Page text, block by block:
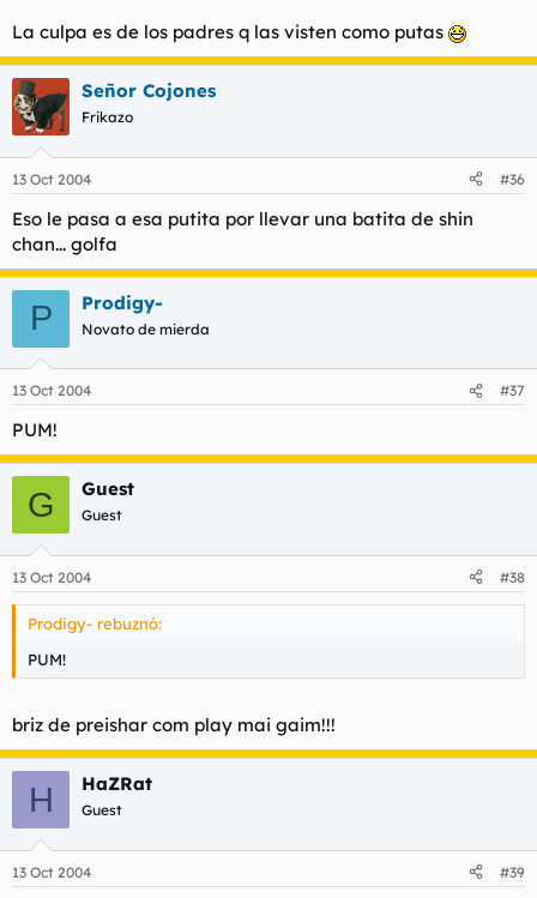
La culpa es de los padres q las visten como putas
Señor Cojones
Frikazo
13 Oct 2004 #36
Eso le pasa a esa putita por llevar una batita de shin
chan... golfa
P Prodigy-
Novato de mierda
13 Oct 2004 #37
PUM!
G Guest
Guest
13 Oct 2004 #38
Prodigy- rebuznó:
PUM!
briz de preishar com play mai gaim!!!
H HaZRat
Guest
13 Oct 2004 #39